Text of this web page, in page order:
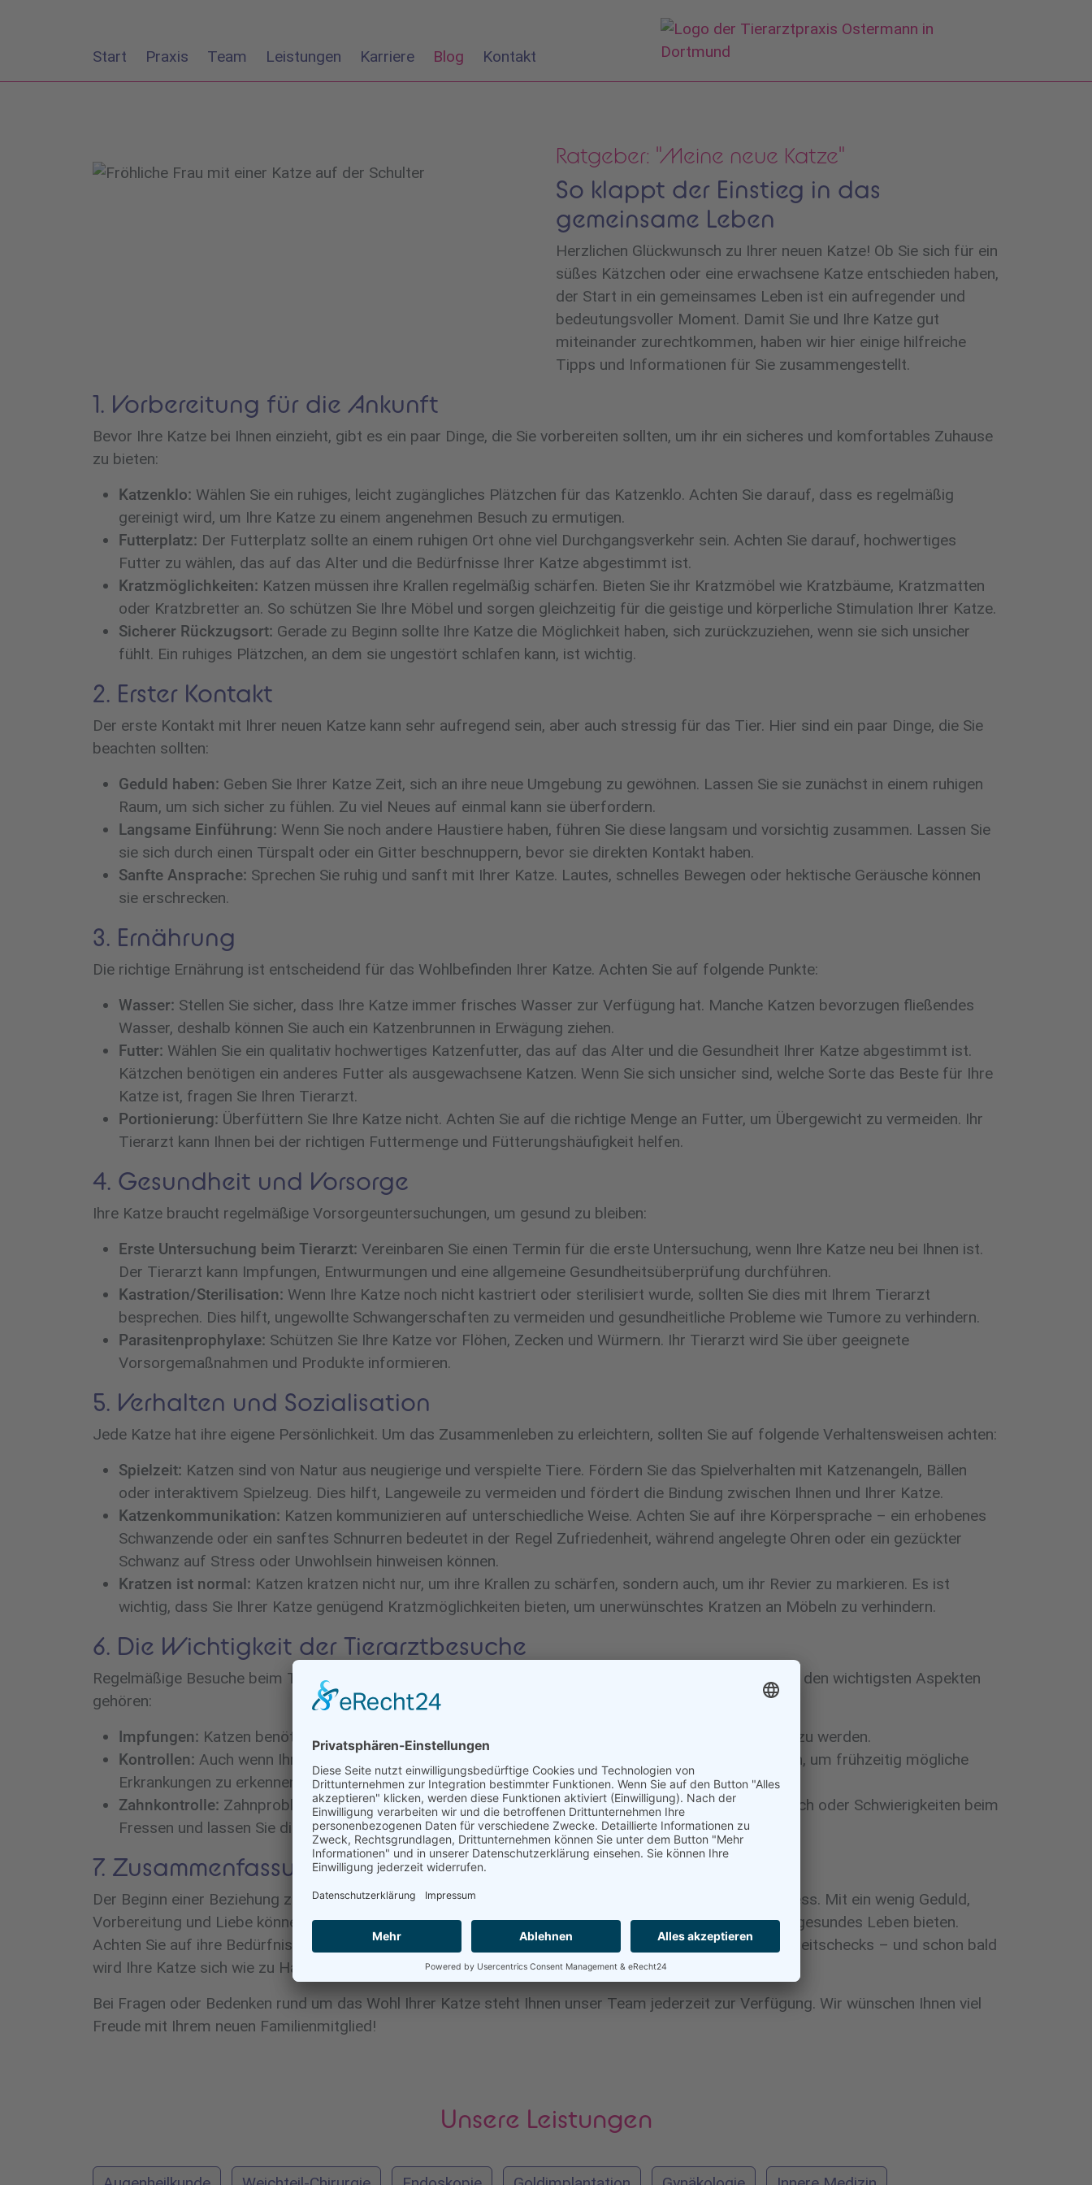
Start Praxis Team Leistungen Karriere Blog Kontakt
Ratgeber: "Meine neue Katze"
So klappt der Einstieg in das
gemeinsame Leben
Herzlichen Glückwunsch zu Ihrer neuen Katze! Ob Sie sich für ein
süßes Kätzchen oder eine erwachsene Katze entschieden haben,
der Start in ein gemeinsames Leben ist ein aufregender und
bedeutungsvoller Moment. Damit Sie und Ihre Katze gut
miteinander zurechtkommen, haben wir hier einige hilfreiche
Tipps und Informationen für Sie zusammengestellt.
1. Vorbereitung für die Ankunft
Bevor Ihre Katze bei Ihnen einzieht, gibt es ein paar Dinge, die Sie vorbereiten sollten, um ihr ein sicheres und komfortables Zuhause
zu bieten:
Katzenklo: Wählen Sie ein ruhiges, leicht zugängliches Plätzchen für das Katzenklo. Achten Sie darauf, dass es regelmäßig
gereinigt wird, um Ihre Katze zu einem angenehmen Besuch zu ermutigen.
Futterplatz: Der Futterplatz sollte an einem ruhigen Ort ohne viel Durchgangsverkehr sein. Achten Sie darauf, hochwertiges
Futter zu wählen, das auf das Alter und die Bedürfnisse Ihrer Katze abgestimmt ist.
Kratzmöglichkeiten: Katzen müssen ihre Krallen regelmäßig schärfen. Bieten Sie ihr Kratzmöbel wie Kratzbäume, Kratzmatten
oder Kratzbretter an. So schützen Sie Ihre Möbel und sorgen gleichzeitig für die geistige und körperliche Stimulation Ihrer Katze.
Sicherer Rückzugsort: Gerade zu Beginn sollte Ihre Katze die Möglichkeit haben, sich zurückzuziehen, wenn sie sich unsicher
fühlt. Ein ruhiges Plätzchen, an dem sie ungestört schlafen kann, ist wichtig.
2. Erster Kontakt
Der erste Kontakt mit Ihrer neuen Katze kann sehr aufregend sein, aber auch stressig für das Tier. Hier sind ein paar Dinge, die Sie
beachten sollten:
Geduld haben: Geben Sie Ihrer Katze Zeit, sich an ihre neue Umgebung zu gewöhnen. Lassen Sie sie zunächst in einem ruhigen
Raum, um sich sicher zu fühlen. Zu viel Neues auf einmal kann sie überfordern.
Langsame Einführung: Wenn Sie noch andere Haustiere haben, führen Sie diese langsam und vorsichtig zusammen. Lassen Sie
sie sich durch einen Türspalt oder ein Gitter beschnuppern, bevor sie direkten Kontakt haben.
Sanfte Ansprache: Sprechen Sie ruhig und sanft mit Ihrer Katze. Lautes, schnelles Bewegen oder hektische Geräusche können
sie erschrecken.
3. Ernährung
Die richtige Ernährung ist entscheidend für das Wohlbefinden Ihrer Katze. Achten Sie auf folgende Punkte:
Wasser: Stellen Sie sicher, dass Ihre Katze immer frisches Wasser zur Verfügung hat. Manche Katzen bevorzugen fließendes
Wasser, deshalb können Sie auch ein Katzenbrunnen in Erwägung ziehen.
Futter: Wählen Sie ein qualitativ hochwertiges Katzenfutter, das auf das Alter und die Gesundheit Ihrer Katze abgestimmt ist.
Kätzchen benötigen ein anderes Futter als ausgewachsene Katzen. Wenn Sie sich unsicher sind, welche Sorte das Beste für Ihre
Katze ist, fragen Sie Ihren Tierarzt.
Portionierung: Überfüttern Sie Ihre Katze nicht. Achten Sie auf die richtige Menge an Futter, um Übergewicht zu vermeiden. Ihr
Tierarzt kann Ihnen bei der richtigen Futtermenge und Fütterungshäufigkeit helfen.
4. Gesundheit und Vorsorge
Ihre Katze braucht regelmäßige Vorsorgeuntersuchungen, um gesund zu bleiben:
Erste Untersuchung beim Tierarzt: Vereinbaren Sie einen Termin für die erste Untersuchung, wenn Ihre Katze neu bei Ihnen ist.
Der Tierarzt kann Impfungen, Entwurmungen und eine allgemeine Gesundheitsüberprüfung durchführen.
Kastration/Sterilisation: Wenn Ihre Katze noch nicht kastriert oder sterilisiert wurde, sollten Sie dies mit Ihrem Tierarzt
besprechen. Dies hilft, ungewollte Schwangerschaften zu vermeiden und gesundheitliche Probleme wie Tumore zu verhindern.
Parasitenprophylaxe: Schützen Sie Ihre Katze vor Flöhen, Zecken und Würmern. Ihr Tierarzt wird Sie über geeignete
Vorsorgemaßnahmen und Produkte informieren.
5. Verhalten und Sozialisation
Jede Katze hat ihre eigene Persönlichkeit. Um das Zusammenleben zu erleichtern, sollten Sie auf folgende Verhaltensweisen achten:
Spielzeit: Katzen sind von Natur aus neugierige und verspielte Tiere. Fördern Sie das Spielverhalten mit Katzenangeln, Bällen
oder interaktivem Spielzeug. Dies hilft, Langeweile zu vermeiden und fördert die Bindung zwischen Ihnen und Ihrer Katze.
Katzenkommunikation: Katzen kommunizieren auf unterschiedliche Weise. Achten Sie auf ihre Körpersprache – ein erhobenes
Schwanzende oder ein sanftes Schnurren bedeutet in der Regel Zufriedenheit, während angelegte Ohren oder ein gezückter
Schwanz auf Stress oder Unwohlsein hinweisen können.
Kratzen ist normal: Katzen kratzen nicht nur, um ihre Krallen zu schärfen, sondern auch, um ihr Revier zu markieren. Es ist
wichtig, dass Sie Ihrer Katze genügend Kratzmöglichkeiten bieten, um unerwünschtes Kratzen an Möbeln zu verhindern.
6. Die Wichtigkeit der Tierarztbesuche
Regelmäßige Besuche beim Tierarzt sind wichtig, um sicherzustellen, dass Ihre Katze gesund bleibt. Zu den wichtigsten Aspekten
gehören:
Impfungen: Katzen benötigen regelmäßige Impfungen, um vor gefährlichen Krankheiten geschützt zu werden.
Kontrollen: Auch wenn Ihre Katze gesund scheint, sind regelmäßige Gesundheitschecks unerlässlich, um frühzeitig mögliche
Erkrankungen zu erkennen.
Zahnkontrolle: Zahnprobleme sind bei Katzen nicht selten. Achten Sie auf Anzeichen wie Mundgeruch oder Schwierigkeiten beim
Fressen und lassen Sie die Zähne regelmäßig überprüfen.
7. Zusammenfassung
Der Beginn einer Beziehung zu Ihrer neuen Katze ist ein aufregender, aber auch herausfordernder Prozess. Mit ein wenig Geduld,
Vorbereitung und Liebe können Sie eine starke Bindung zu Ihrer Katze aufbauen und ihr ein glückliches, gesundes Leben bieten.
Achten Sie auf ihre Bedürfnisse, achten Sie auf eine ausgewogene Ernährung und regelmäßige Gesundheitschecks – und schon bald
wird Ihre Katze sich wie zu Hause fühlen.
Bei Fragen oder Bedenken rund um das Wohl Ihrer Katze steht Ihnen unser Team jederzeit zur Verfügung. Wir wünschen Ihnen viel
Freude mit Ihrem neuen Familienmitglied!
Unsere Leistungen